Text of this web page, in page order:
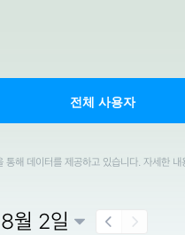
전체 사용자
통해 데이터를 제공하고 있습니다. 자세한
월 2일